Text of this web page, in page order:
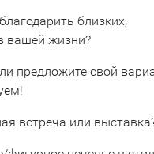
близких,
вашей жизни?
предложите свой
встреча или